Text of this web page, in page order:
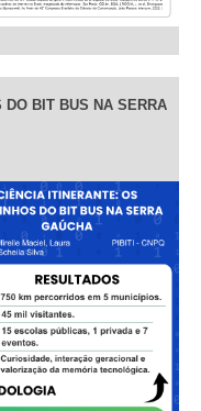
DO BIT BUS NA SERRA